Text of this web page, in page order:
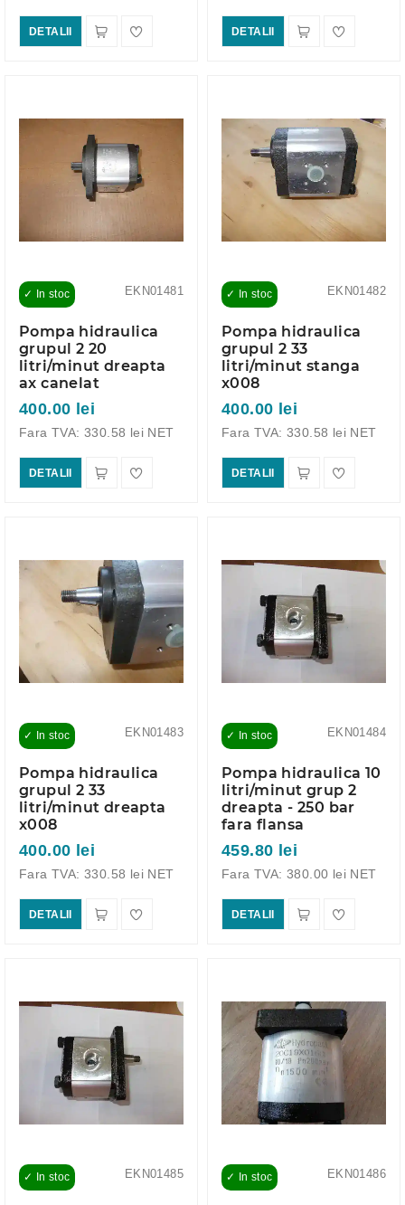
DETALII DETALII
EKN01481
✓ In stoc
Pompa hidraulica
grupul 2 20
litri/minut dreapta
ax canelat
400.00 lei
Fara TVA: 330.58 lei NET
DETALII
EKN01482
✓ In stoc
Pompa hidraulica
grupul 2 33
litri/minut stanga
x008
400.00 lei
Fara TVA: 330.58 lei NET
DETALII
EKN01483
✓ In stoc
Pompa hidraulica
grupul 2 33
litri/minut dreapta
x008
400.00 lei
Fara TVA: 330.58 lei NET
DETALII
EKN01484
✓ In stoc
Pompa hidraulica 10
litri/minut grup 2
dreapta - 250 bar
fara flansa
459.80 lei
Fara TVA: 380.00 lei NET
DETALII
EKN01485
✓ In stoc EKN01486
✓ In stoc